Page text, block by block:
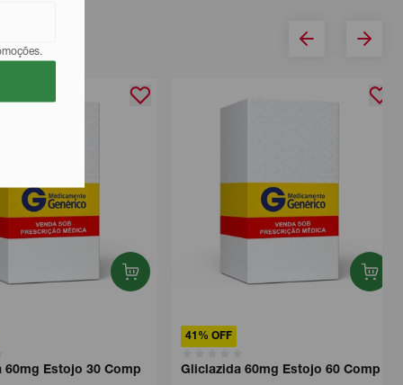
60mg Estojo 30 Comp
41% OFF
Gliclazida 60mg Estojo 60 Comp